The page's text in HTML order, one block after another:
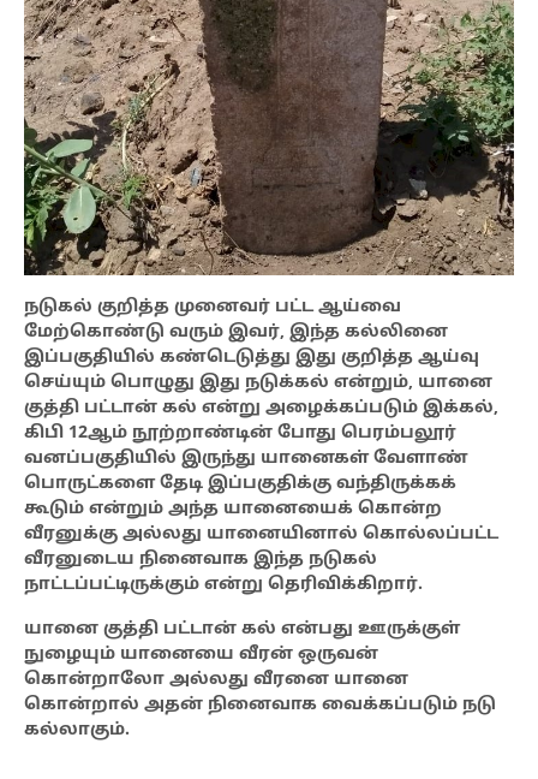
நடுகல் குறித்த முனைவர் பட்ட ஆய்வை
மேற்கொண்டு வரும் இவர், இந்த கல்லினை
இப்பகுதியில் கண்டெடுத்து இது குறித்த ஆய்வு
செய்யும் பொழுது இது நடுக்கல் என்றும், யானை
குத்தி பட்டான் கல் என்று அழைக்கப்படும் இக்கல்,
கிபி 12ஆம் நூற்றாண்டின் போது பெரம்பலூர்
வனப்பகுதியில் இருந்து யானைகள் வேளாண்
பொருட்களை தேடி இப்பகுதிக்கு வந்திருக்கக்
கூடும் என்றும் அந்த யானையைக் கொன்ற
வீரனுக்கு அல்லது யானையினால் கொல்லப்பட்ட
வீரனுடைய நினைவாக இந்த நடுகல்
நாட்டப்பட்டிருக்கும் என்று தெரிவிக்கிறார்.
யானை குத்தி பட்டான் கல் என்பது ஊருக்குள்
நுழையும் யானையை வீரன் ஒருவன்
கொன்றாலோ அல்லது வீரனை யானை
கொன்றால் அதன் நினைவாக வைக்கப்படும் நடு
கல்லாகும்.